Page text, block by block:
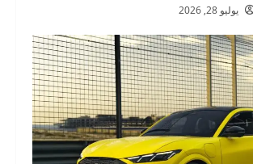
يوليو 28, 2026